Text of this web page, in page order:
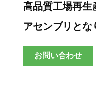
高品質工場再
アセンブリとな
お問い合わせ